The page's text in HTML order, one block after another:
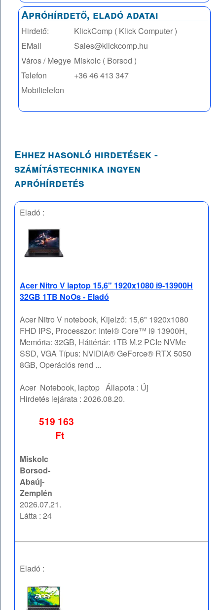
Apróhírdető, eladó adatai
Hirdető:
KlickComp ( Klick Computer )
EMail
Sales@klickcomp.hu
Város / Megye Miskolc ( Borsod )
Telefon
+36 46 413 347
Mobiltelefon
Ehhez hasonló hirdetések -
számítástechnika ingyen
apróhírdetés
Eladó :
Acer Nitro V laptop 15,6" 1920x1080 i9-13900H
32GB 1TB NoOs - Eladó
Acer Nitro V notebook, Kijelző: 15,6" 1920x1080
FHD IPS, Processzor: Intel® Core™ i9 13900H,
Memória: 32GB, Háttértár: 1TB M.2 PCIe NVMe
SSD, VGA Típus: NVIDIA® GeForce® RTX 5050
8GB, Operációs rend ...
Acer Notebook, laptop Állapota : Új
Hirdetés lejárata :2026.08.20.
519 163
Ft
Miskolc
Borsod-
Abaúj-
Zemplén
2026.07.21.
Látta : 24
Eladó :